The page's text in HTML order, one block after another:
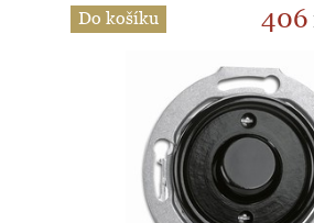
Do košíku 406